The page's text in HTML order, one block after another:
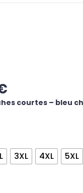
Le
prixcourtes – bleu
3XL 4XL 5XL